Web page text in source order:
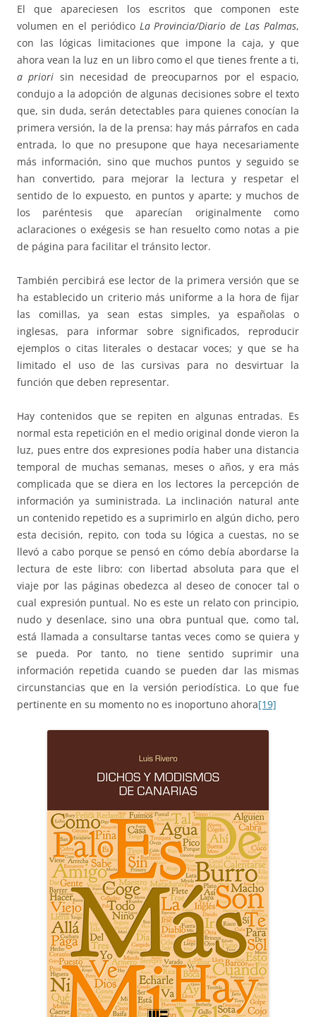
El que apareciesen los escritos que componen este
volumen en el periódico La Provincia/Diario de Las Palmas,
con las lógicas limitaciones que impone la caja, y que
ahora vean la luz en un libro como el que tienes frente a ti,
a priori sin necesidad de preocuparnos por el espacio,
condujo a la adopción de algunas decisiones sobre el texto
que, sin duda, serán detectables para quienes conocían la
primera versión, la de la prensa: hay más párrafos en cada
entrada, lo que no presupone que haya necesariamente
más información, sino que muchos puntos y seguido se
han convertido, para mejorar la lectura y respetar el
sentido de lo expuesto, en puntos y aparte; y muchos de
los paréntesis que aparecían originalmente como
aclaraciones o exégesis se han resuelto como notas a pie
de página para facilitar el tránsito lector.
También percibirá ese lector de la primera versión que se
ha establecido un criterio más uniforme a la hora de fijar
las comillas, ya sean estas simples, ya españolas o
inglesas, para informar sobre significados, reproducir
ejemplos o citas literales o destacar voces; y que se ha
limitado el uso de las cursivas para no desvirtuar la
función que deben representar.
Hay contenidos que se repiten en algunas entradas. Es
normal esta repetición en el medio original donde vieron la
luz, pues entre dos expresiones podía haber una distancia
temporal de muchas semanas, meses o años, y era más
complicada que se diera en los lectores la percepción de
información ya suministrada. La inclinación natural ante
un contenido repetido es a suprimirlo en algún dicho, pero
esta decisión, repito, con toda su lógica a cuestas, no se
llevó a cabo porque se pensó en cómo debía abordarse la
lectura de este libro: con libertad absoluta para que el
viaje por las páginas obedezca al deseo de conocer tal o
cual expresión puntual. No es este un relato con principio,
nudo y desenlace, sino una obra puntual que, como tal,
está llamada a consultarse tantas veces como se quiera y
se pueda. Por tanto, no tiene sentido suprimir una
información repetida cuando se pueden dar las mismas
circunstancias que en la versión periodística. Lo que fue
pertinente en su momento no es inoportuno ahora[19]